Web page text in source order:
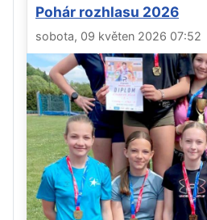
Pohár rozhlasu 2026
sobota, 09 květen 2026 07:52